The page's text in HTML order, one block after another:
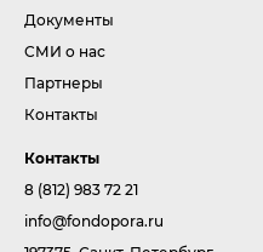
Документы
СМИ о нас
Партнеры
Контакты
Контакты
8 (812) 983 72 21
info@fondopora.ru